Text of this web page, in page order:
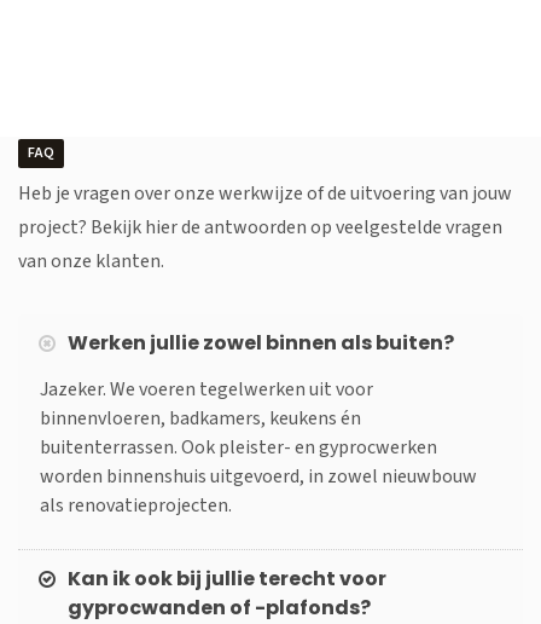
FAQ
Heb je vragen over onze werkwijze of de uitvoering van jouw
project? Bekijk hier de antwoorden op veelgestelde vragen
van onze klanten.
Werken jullie zowel binnen als buiten?
Jazeker. We voeren tegelwerken uit voor
binnenvloeren, badkamers, keukens én
buitenterrassen. Ook pleister- en gyprocwerken
worden binnenshuis uitgevoerd, in zowel nieuwbouw
als renovatieprojecten.
Kan ik ook bij jullie terecht voor
gyprocwanden of -plafonds?